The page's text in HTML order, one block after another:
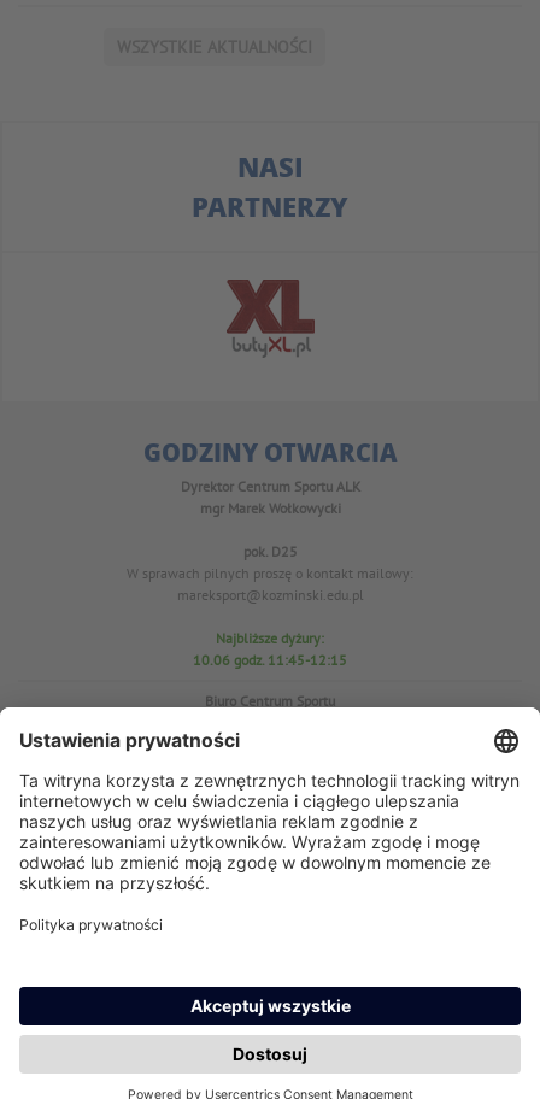
NASI
PARTNERZY
GODZINY OTWARCIA
Dyrektor Centrum Sportu ALK
mgr Marek Wołkowycki
pok. D25
W sprawach pilnych proszę o kontakt mailowy:
mareksport@kozminski.edu.pl
Najbliższe dyżury:
10.06 godz. 11:45-12:15
Biuro Centrum Sportu
tel. 22-519-23-03
Prezes AZS
mgr Anna Perzyńska
W sprawach pilnych proszę o kontakt mailowy:ap@kozminski.edu.pl
24.06 godz. 12:30-13:00
29.06 godz. 11:45-12:15
30.06 godz. 12:45-13:15